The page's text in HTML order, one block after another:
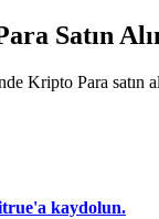
Satın
Kripto Para satın
kaydolun.